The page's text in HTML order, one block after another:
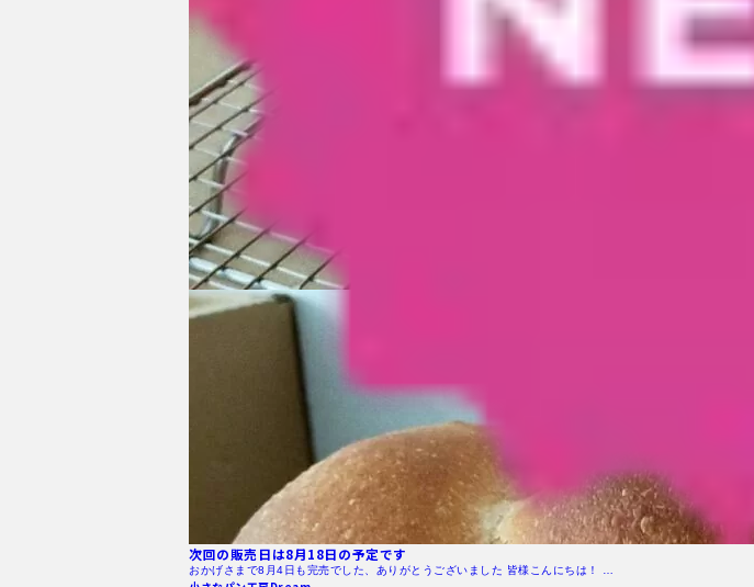
次回の販売日は8月18日の予定です
おかげさまで8月4日も完売でした、ありがとうございました 皆様こんにちは！ …